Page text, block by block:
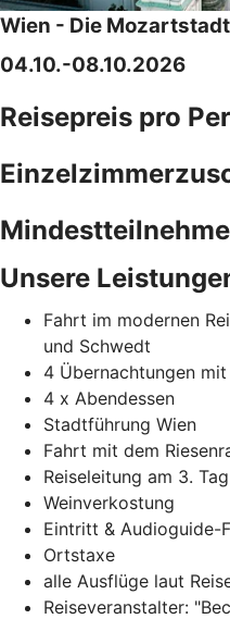
Wien - Die Mozartstadt
04.10.-08.10.2026
Reisepreis pro
Unsere
Fahrt im modernen
und Schwedt
4 Übernachtungen
4 x Abendessen
Stadtführung Wien
Fahrt mit dem
Reiseleitung am 3. Tag
Weinverkostung
Eintritt & Audioguide-
Ortstaxe
alle Ausflüge laut
Reiseveranstalter: